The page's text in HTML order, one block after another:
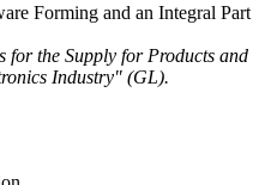
Forming and an Integral Part
for the Supply for Products and
Industry" (GL).